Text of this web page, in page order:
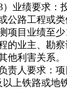
业绩要求：
公路工程或
项目业绩至
的业主、勘
他利害关系。
责人要求：
上铁路或地